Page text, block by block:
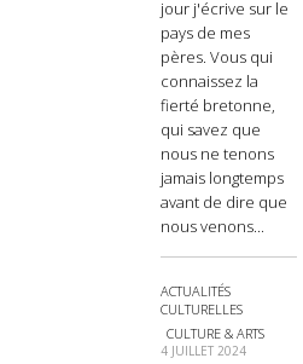
jour j'écrive sur le
pays de mes
pères. Vous qui
connaissez la
fierté bretonne,
qui savez que
nous ne tenons
jamais longtemps
avant de dire que
nous venons...
ACTUALITÉS
CULTURELLES
CULTURE & ARTS
4 JUILLET 2024